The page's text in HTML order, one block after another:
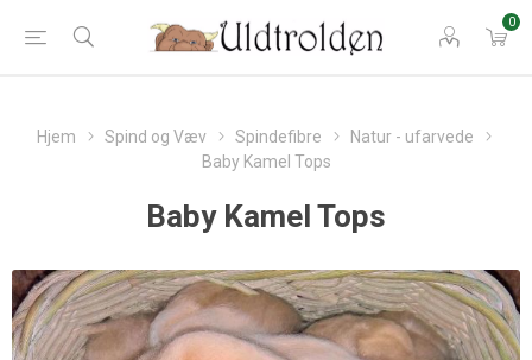
0
Hjem Spind og Væv Spindefibre
Natur - ufarvede
Baby Kamel Tops
Baby Kamel Tops